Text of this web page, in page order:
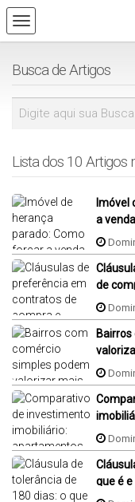
Busca de Artigos
Lista dos 10 Artigos
Imóvel
a
de
Bairros
que é
imóvel